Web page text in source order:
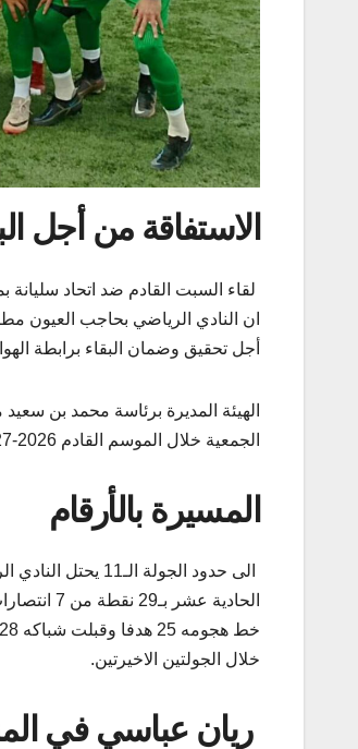
الاستفاقة من أجل
ان النادي الرياضي بحاجب العيون
أجل تحقيق وضمان البقاء برابطة
الهيئة المديرة برئاسة محمد بن
الجمعية خلال الموسم القادم 2026-2027.
المسيرة بالأرقام
الى حدود الجولة
خلال الجولتين الاخيرتين.
ريان عباسي في